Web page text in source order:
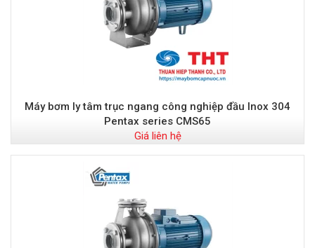
Máy bơm ly tâm trục ngang công nghiệp đầu Inox 304
Pentax series CMS65
Giá liên hệ